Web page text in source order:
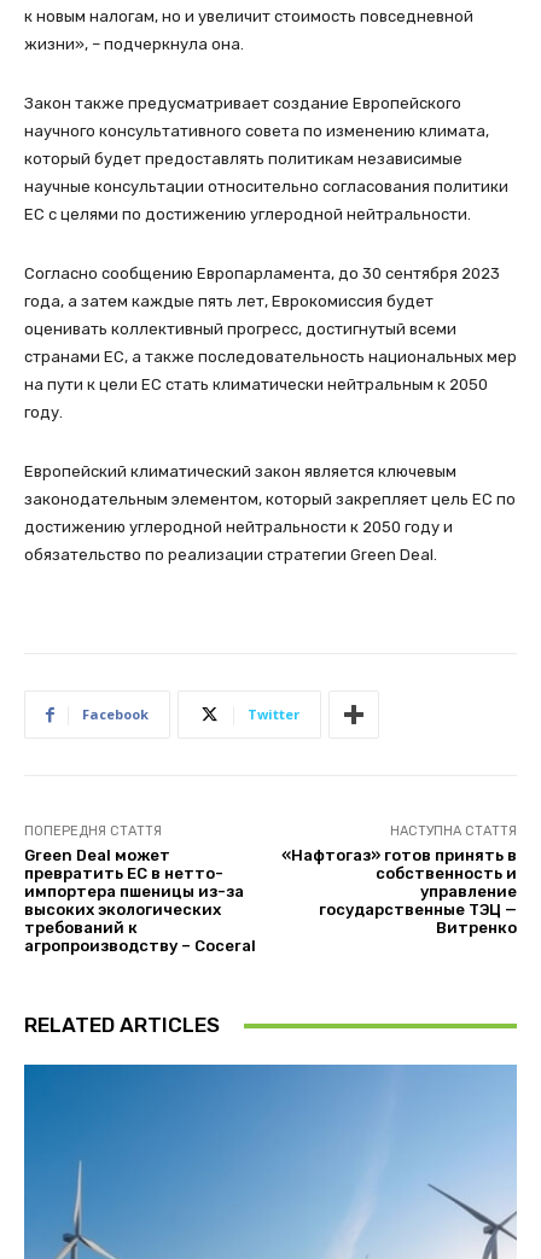
к новым налогам, но и увеличит стоимость повседневной
жизни», – подчеркнула она.
Закон также предусматривает создание Европейского
научного консультативного совета по изменению климата,
который будет предоставлять политикам независимые
научные консультации относительно согласования политики
ЕС с целями по достижению углеродной нейтральности.
Согласно сообщению Европарламента, до 30 сентября 2023
года, а затем каждые пять лет, Еврокомиссия будет
оценивать коллективный прогресс, достигнутый всеми
странами ЕС, а также последовательность национальных мер
на пути к цели ЕС стать климатически нейтральным к 2050
году.
Европейский климатический закон является ключевым
законодательным элементом, который закрепляет цель ЕС по
достижению углеродной нейтральности к 2050 году и
обязательство по реализации стратегии Green Deal.
Facebook Twitter
ПОПЕРЕДНЯ СТАТТЯ
Green Deal может
превратить ЕС в нетто-
импортера пшеницы из-за
высоких экологических
требований к
агропроизводству – Coceral
НАСТУПНА СТАТТЯ
«Нафтогаз» готов принять в
собственность и
управление
государственные ТЭЦ —
Витренко
RELATED ARTICLES